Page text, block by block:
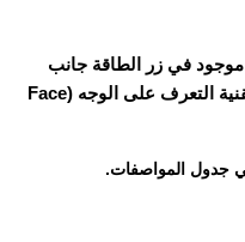
في زر الطاقة جانب
الجهاز، ويدعم خاصية فتح القفل عبر تقنية التعرف على الوجه (Face
جدول المواصفات.